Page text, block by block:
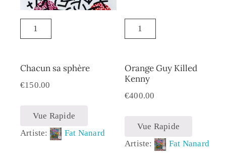
Chacun sa sphère
€150.00
Vue Rapide
Artiste:
Fat Nanard
Orange Guy Killed
Kenny
€400.00
Vue Rapide
Artiste:
Fat Nanard